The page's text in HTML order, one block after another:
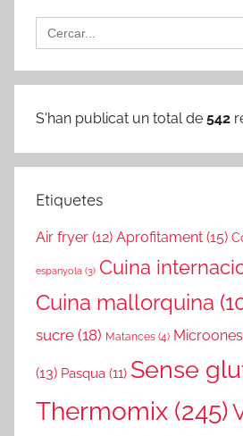
Search
for:
S'han publicat un total de 542
Etiquetes
Air fryer (12) Aprofitament (15)
espanyola (3) Cuina
Cuina mallorquina
sucre (18) Matances (4) Microones
(13) Pasqua (11) Sense
Thermomix (245)